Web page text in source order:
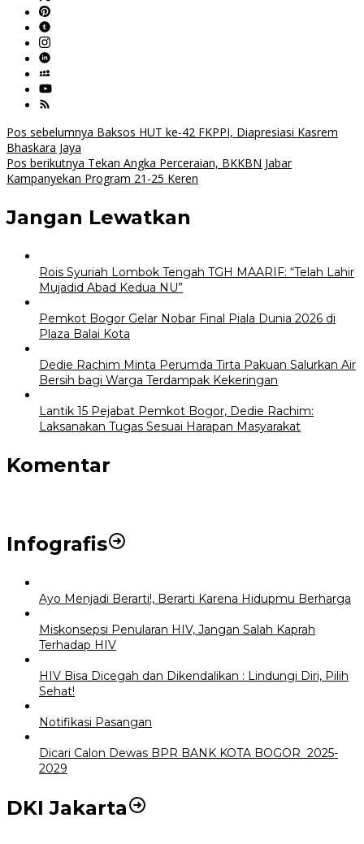
Navigasi
pos
Pos sebelumnya Baksos HUT ke-42 FKPPI, Diapresiasi Kasrem
Bhaskara Jaya
Pos berikutnya Tekan Angka Perceraian, BKKBN Jabar
Kampanyekan Program 21-25 Keren
Jangan Lewatkan
Rois Syuriah Lombok Tengah TGH MAARIF: “Telah Lahir
Mujadid Abad Kedua NU”
Pemkot Bogor Gelar Nobar Final Piala Dunia 2026 di
Plaza Balai Kota
Dedie Rachim Minta Perumda Tirta Pakuan Salurkan Air
Bersih bagi Warga Terdampak Kekeringan
Lantik 15 Pejabat Pemkot Bogor, Dedie Rachim:
Laksanakan Tugas Sesuai Harapan Masyarakat
Komentar
Infografis
Ayo Menjadi Berarti!, Berarti Karena Hidupmu Berharga
Miskonsepsi Penularan HIV, Jangan Salah Kaprah
Terhadap HIV
HIV Bisa Dicegah dan Dikendalikan : Lindungi Diri, Pilih
Sehat!
Notifikasi Pasangan
Dicari Calon Dewas BPR BANK KOTA BOGOR 2025-
2029
DKI Jakarta